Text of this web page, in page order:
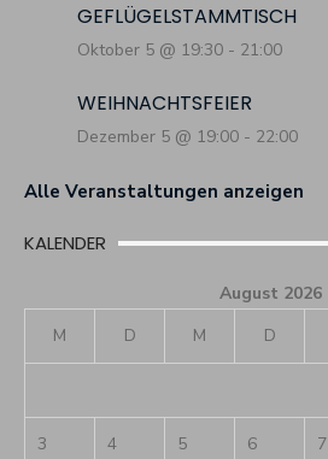
GEFLÜGELSTAMMTISCH
Oktober 5 @ 19:30 - 21:00
WEIHNACHTSFEIER
Dezember 5 @ 19:00 - 22:00
Alle Veranstaltungen anzeigen
KALENDER
August 2026
M
D M D
3 4 5 6 7